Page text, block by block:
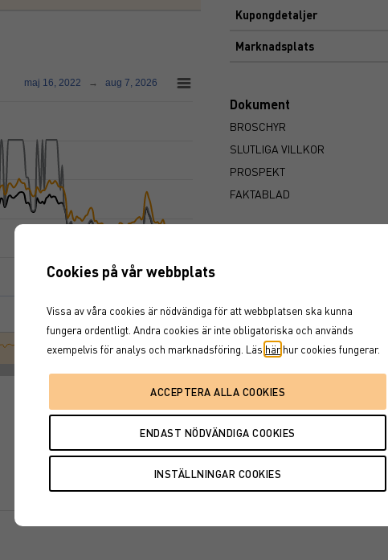
2025 2026
2026
maj 16, 2022 → aug 7, 2026
Kupongdetaljer
Marknadsplats
Dokument
BROSCHYR
SLUTLIGA VILLKOR
PROSPEKT
FAKTABLAD
Cookies på vår webbplats
Vissa av våra cookies är nödvändiga för att webbplatsen ska kunna
fungera ordentligt. Andra cookies är inte obligatoriska och används
exempelvis för analys och marknadsföring. Läs här hur cookies fungerar.